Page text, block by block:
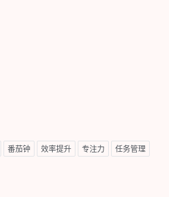
番茄钟 效率提升 专注力 任务管理